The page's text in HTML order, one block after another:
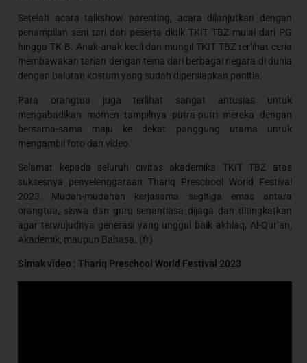
Setelah acara talkshow parenting, acara dilanjutkan dengan
penampilan seni tari dari peserta didik TKIT TBZ mulai dari PG
hingga TK B. Anak-anak kecil dan mungil TKIT TBZ terlihat ceria
membawakan tarian dengan tema dari berbagai negara di dunia
dengan balutan kostum yang sudah dipersiapkan panitia.
Para orangtua juga terlihat sangat antusias untuk
mengabadikan momen tampilnya putra-putri mereka dengan
bersama-sama maju ke dekat panggung utama untuk
mengambil foto dan video.
Selamat kepada seluruh civitas akademika TKIT TBZ atas
suksesnya penyelenggaraan Thariq Preschool World Festival
2023. Mudah-mudahan kerjasama segitiga emas antara
orangtua, siswa dan guru senantiasa dijaga dan ditingkatkan
agar terwujudnya generasi yang unggul baik akhlaq, Al-Qur’an,
Akademik, maupun Bahasa. (fr)
Simak video : Thariq Preschool World Festival 2023